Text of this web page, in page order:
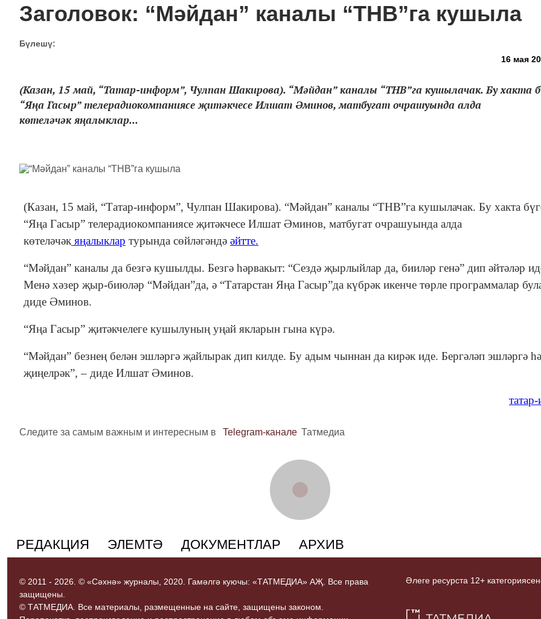
Заголовок: “Мәйдан” каналы “ТНВ”га кушыла
Бүлешү:
16 мая
(Казан, 15 май, “Татар-информ”, Чулпан Шакирова). “Мәйдан” каналы “ТНВ”га кушылачак. Бу хакта
“Яңа Гасыр” телерадиокомпаниясе җитәкчесе Илшат Әминов, матбугат очрашуында алда
көтеләчәк яңалыклар...
(Казан, 15 май, “Татар-информ”, Чулпан Шакирова). “Мәйдан” каналы “ТНВ”га кушылачак. Бу хакта
“Яңа Гасыр” телерадиокомпаниясе җитәкчесе Илшат Әминов, матбугат очрашуында алда
көтеләчәк яңалыклар турында сөйләгәндә әйтте.
“Мәйдан” каналы да безгә кушылды. Безгә һәрвакыт: “Сездә җырлыйлар да, бииләр генә” дип әйтәләр
Менә хәзер җыр-биюләр “Мәйдан”да, ә “Татарстан Яңа Гасыр”да күбрәк икенче төрле программалар
диде Әминов.
“Яңа Гасыр” җитәкчелеге кушылуның уңай якларын гына күрә.
“Мәйдан” безнең белән эшләргә җайлырак дип килде. Бу адым чыннан да кирәк иде. Бергәләп эшләргә
җиңелрәк”, – диде Илшат Әминов.
Следите за самым важным и интересным в Telegram-канале Татмедиа
РЕДАКЦИЯ ЭЛЕМТӘ ДОКУМЕНТЛАР АРХИВ
© 2011 - 2026. © «Сәхнә» журналы, 2020. Гамәлгә куючы: «ТАТМЕДИА» АҖ. Все права
защищены.
© ТАТМЕДИА. Все материалы, размещенные на сайте, защищены законом.
Әлеге ресурста 12+